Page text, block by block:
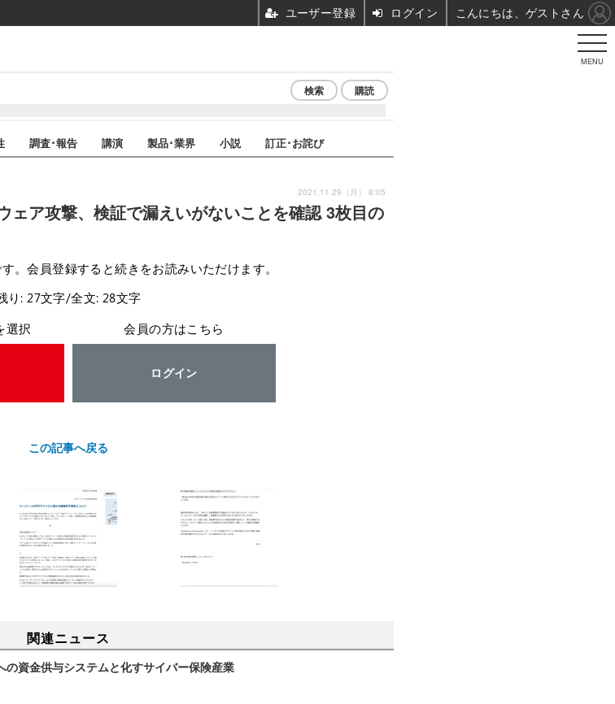
MENU
検索 購読
調査･報告 講演 製品･業界 小説 訂正･お詫び
ェア攻撃、検証で漏えいがないことを確認 3枚目の
2021.11.29（月） 8:05
。会員登録すると続きをお読みいただけます。
り: 27文字/全文: 28文字
選択
会員の方はこちら
ログイン
この記事へ戻る
関連ニュース
資金供与システムと化すサイバー保険産業
ユーザー登録 ログイン こんにちは、ゲストさん